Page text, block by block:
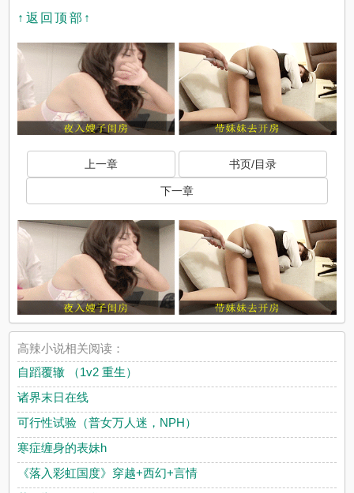
↑返回顶部↑
上一章 书页/目录
下一章
高辣小说相关阅读：
自蹈覆辙 （1v2 重生）
诸界末日在线
可行性试验（普女万人迷，NPH）
寒症缠身的表妹h
《落入彩虹国度》穿越+西幻+言情